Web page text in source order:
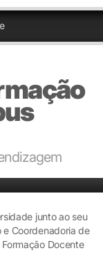
junto ao seu
Coordenadoria de
Docente